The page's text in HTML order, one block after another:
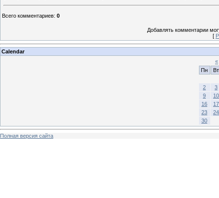
Всего комментариев: 0
Добавлять комментарии
[
Calendar
«
Пн
Вт
2
3
9
10
16
17
23
24
30
Полная версия сайта